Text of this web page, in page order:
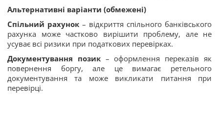
Альтернативні варіанти (обмежені)
Спільний рахунок – відкриття спільного банківського
рахунка може частково вирішити проблему, але не
усуває всі ризики при податкових перевірках.
Документування позик– оформлення переказів як
повернення боргу, але це вимагає ретельного
документування та може викликати питання при
перевірці.